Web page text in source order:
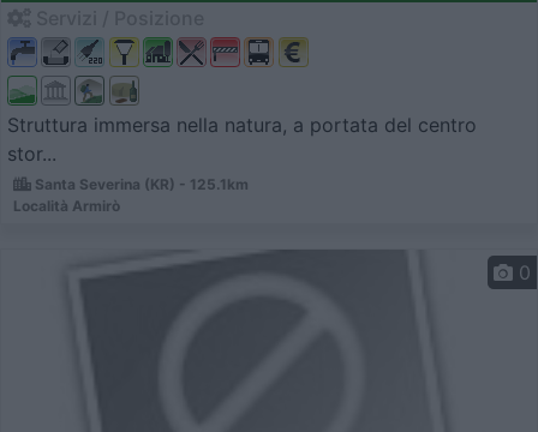
Struttura immersa nella natura, a portata del centro
stor...
Santa Severina (KR) - 125.1km
Località Armirò
0